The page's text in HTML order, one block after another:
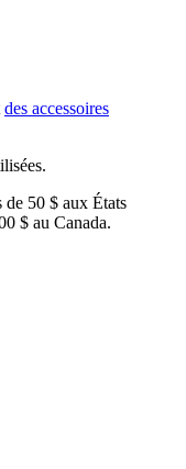
des accessoires
de 50 $ aux États
$ au Canada.